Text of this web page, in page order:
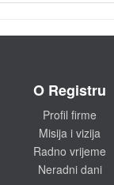
O Registru
Profil firme
Misija i vizija
Radno vrijeme
Neradni dani